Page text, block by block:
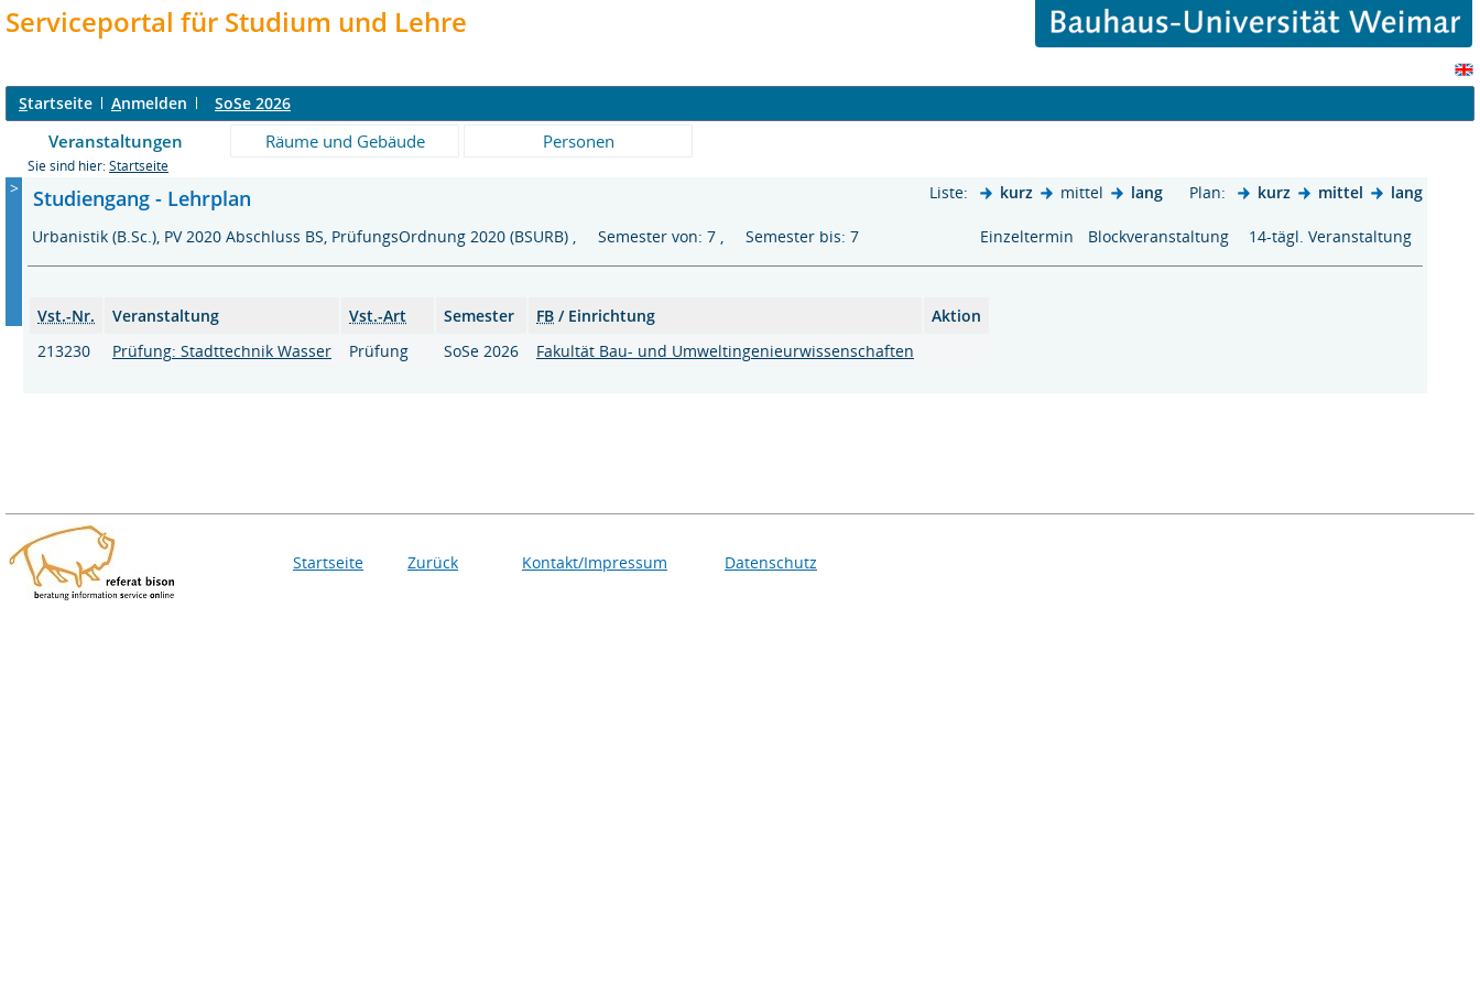
Serviceportal für Studium und Lehre
Startseite Anmelden SoSe 2026
Veranstaltungen Räume und Gebäude Personen
Sie sind hier: Startseite
> Studiengang - Lehrplan Liste: kurz mittel lang Plan: kurz mittel lang
Urbanistik (B.Sc.), PV 2020 Abschluss BS, PrüfungsOrdnung 2020 (BSURB) , Semester von: 7 , Semester bis: 7 Einzeltermin Blockveranstaltung 14-tägl. Veranstaltung
Vst.-Nr. Veranstaltung Vst.-Art Semester FB / Einrichtung
Aktion
213230
Prüfung: Stadttechnik Wasser Prüfung SoSe 2026 Fakultät Bau- und Umweltingenieurwissenschaften
Startseite Zurück Kontakt/Impressum Datenschutz